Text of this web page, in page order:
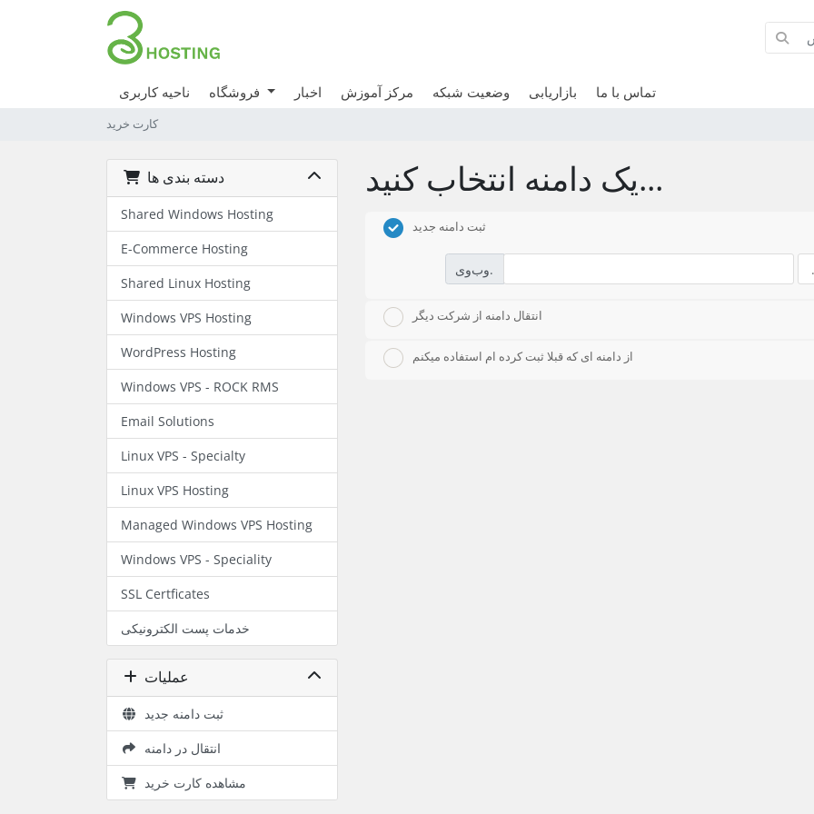
ناحیه کاربری اخبار مرکز آموزش وضعیت شبکه بازاریابی تماس با ما
کارت خرید
دسته بندی ها
Shared Windows Hosting
E-Commerce Hosting
Shared Linux Hosting
Windows VPS Hosting
WordPress Hosting
Windows VPS - ROCK RMS
Email Solutions
Linux VPS - Specialty
Linux VPS Hosting
Managed Windows VPS Hosting
Windows VPS - Speciality
SSL Certficates
خدمات پست الکترونیکی
عملیات
ثبت دامنه جدید
انتقال در دامنه
مشاهده کارت خرید
یک دامنه انتخاب کنید...
ثبت دامنه جدید
وب‌وی.
انتقال دامنه از شرکت دیگر
از دامنه ای که قبلا ثبت کرده ام استفاده میکنم